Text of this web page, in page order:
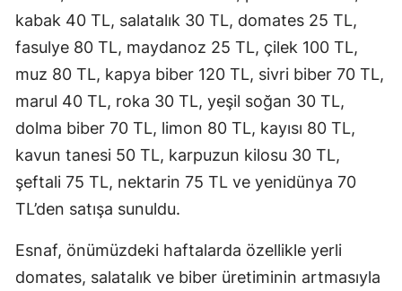
kabak 40 TL, salatalık 30 TL, domates 25 TL,
fasulye 80 TL, maydanoz 25 TL, çilek 100 TL,
muz 80 TL, kapya biber 120 TL, sivri biber 70 TL,
marul 40 TL, roka 30 TL, yeşil soğan 30 TL,
dolma biber 70 TL, limon 80 TL, kayısı 80 TL,
kavun tanesi 50 TL, karpuzun kilosu 30 TL,
şeftali 75 TL, nektarin 75 TL ve yenidünya 70
TL’den satışa sunuldu.
Esnaf, önümüzdeki haftalarda özellikle yerli
domates, salatalık ve biber üretiminin artmasıyla